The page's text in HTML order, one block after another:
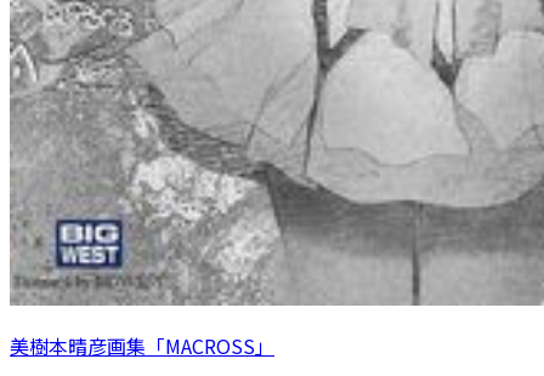
美樹本晴彦画集「MACROSS」